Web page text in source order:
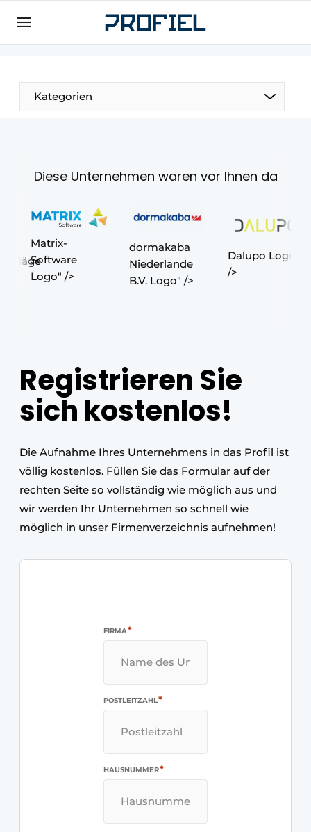
Registrieren Sie sich
Unternehmen
Kontakt
Meist gelesen
Newsletter
Datenschutz / Cookie-Erklärung
Profil | Plattform für Fenster, Türen,
Ein Stellenangebot registrieren
Offene Stellen
Videos
Kategorien
Diese Unternehmen waren vor Ihnen da
Matrix-
Software
Logo" />
dormakaba
Niederlande
B.V. Logo" />
Dalupo Logo"
Registrieren Sie
sich kostenlos!
Die Aufnahme Ihres Unternehmens in das Profil ist
völlig kostenlos. Füllen Sie das Formular auf der
rechten Seite so vollständig wie möglich aus und
wir werden Ihr Unternehmen so schnell wie
möglich in unser Firmenverzeichnis aufnehmen!
FIRMA*
POSTLEITZAHL*
HAUSNUMMER*